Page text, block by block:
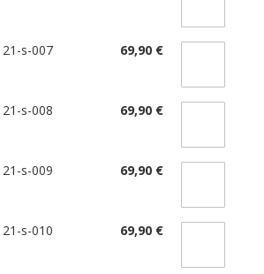
s-007 69,90 €
s-008 69,90 €
s-009 69,90 €
s-010 69,90 €